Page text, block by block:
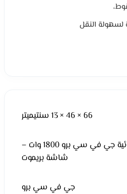
النقل
66 × 46 × 13 سنتيميتر
دفاية كهربائية جي في سي برو 1800 وات –
شاشة بريموت
جي في سي برو